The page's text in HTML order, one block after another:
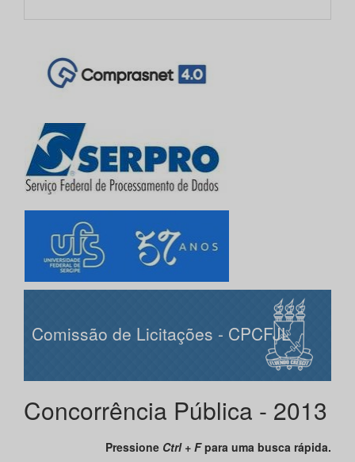
Comissão de Licitações - CPCFJL
Concorrência Pública - 2013
Pressione Ctrl + Fpara uma busca rápida.